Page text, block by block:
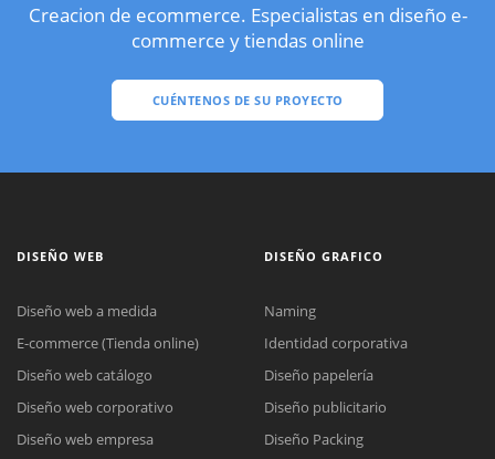
Creacion de ecommerce. Especialistas en diseño e-
commerce y tiendas online
CUÉNTENOS DE SU PROYECTO
DISEÑO WEB
Diseño web a medida
E-commerce (Tienda online)
Diseño web catálogo
Diseño web corporativo
Diseño web empresa
DISEÑO GRAFICO
Naming
Identidad corporativa
Diseño papelería
Diseño publicitario
Diseño Packing